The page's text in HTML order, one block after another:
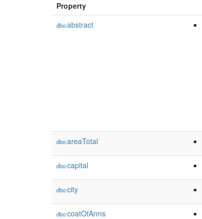
Property
dbo:abstract
dbo:areaTotal
dbo:capital
dbo:city
dbo:coatOfArms